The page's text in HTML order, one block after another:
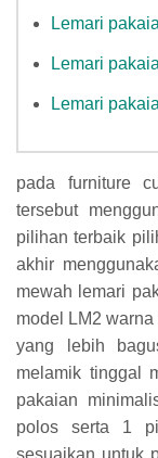
Lemari
Lemari
Lemari
pada furniture
tersebut
pilihan terbaik
akhir
mewah lemari
model LM2
yang lebih
melamik tinggal
pakaian
polos serta 1
sesuaikan untuk